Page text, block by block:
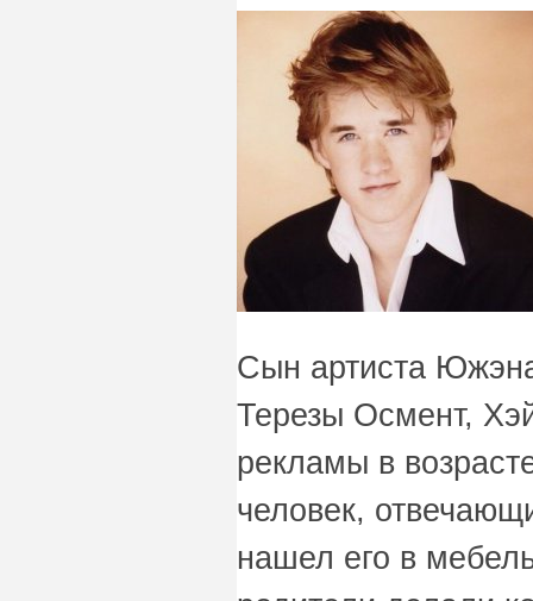
Сын артиста
Терезы Осмент,
рекламы в
человек,
нашел его в